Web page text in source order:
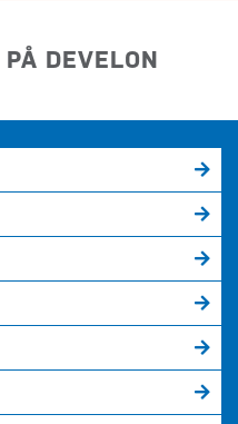
DEVELON